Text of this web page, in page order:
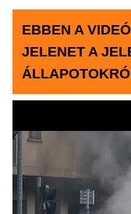
EBBEN A
JELENET A